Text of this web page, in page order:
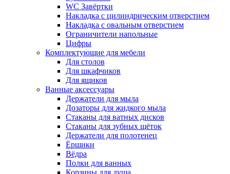
WC Завёртки
Накладка с цилиндрическим отверстием
Накладка с овальным отверстием
Ограничители напольные
Цифры
Комплектующие для мебели
Для столов
Для шкафчиков
Для ящиков
Ванные аксессуары
Держатели для мыла
Дозаторы для жидкого мыла
Стаканы для ватных дисков
Стаканы для зубных щёток
Держатели для полотенец
Ёршики
Вёдра
Полки для ванных
Корзины для душа